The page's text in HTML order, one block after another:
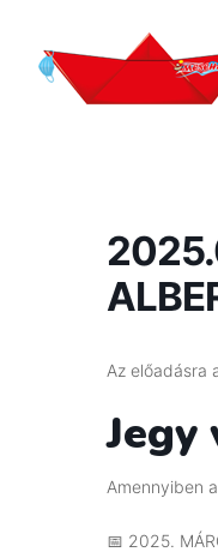
Az előadásra
Jegy
Amennyiben
📅 2025.